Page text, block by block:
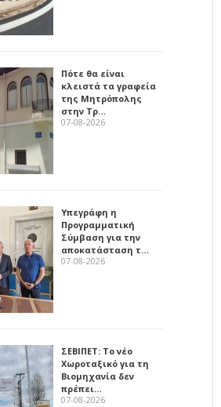
Πότε θα είναι
κλειστά τα γραφεία
της Μητρόπολης
στην Τρ…
07-08-2026
Υπεγράφη η
Προγραμματική
Σύμβαση για την
αποκατάσταση τ…
07-08-2026
ΣΕΒΙΠΕΤ: Το νέο
Χωροταξικό για τη
Βιομηχανία δεν
πρέπει…
07-08-2026